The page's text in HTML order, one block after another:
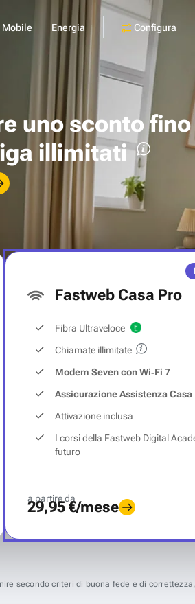
Mobile Energia Configura
unosconto fino
illimitati
Fastweb Casa Pro
Fibra Ultraveloce
Chiamate illimitate
Modem Seven con Wi‑Fi 7
Assicurazione Assistenza Casa
Attivazione inclusa
I corsi della Fastweb Digital
futuro
a partire da
29,95 €/mese
secondo criteri di buona fede e di